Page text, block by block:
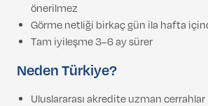
önerilmez
Görme netliği birkaç gün ila hafta
Tam iyileşme 3–6 ay sürer
Neden Türkiye?
Uluslararası akredite uzman cerrahlar